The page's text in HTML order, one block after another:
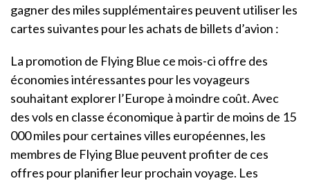
gagner des miles supplémentaires peuvent utiliser les
cartes suivantes pour les achats de billets d’avion :
La promotion de Flying Blue ce mois-ci offre des
économies intéressantes pour les voyageurs
souhaitant explorer l’Europe à moindre coût. Avec
des vols en classe économique à partir de moins de 15
000 miles pour certaines villes européennes, les
membres de Flying Blue peuvent profiter de ces
offres pour planifier leur prochain voyage. Les